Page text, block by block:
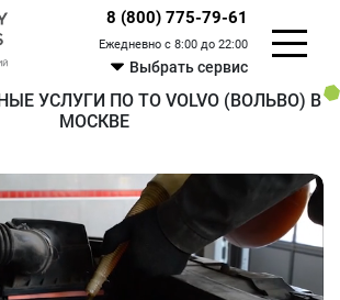
8 (800) 775-79-61
Ежедневно с 8:00 до 22:00
Выбрать сервис
УСЛУГИ ПО ТО VOLVO (ВОЛЬВО) В
МОСКВЕ